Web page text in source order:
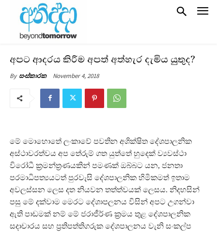
අපට ආදරය කිරීම අපත් අත්හැර දැමිය යුතුද?
By සංස්කාරක November 4, 2018
මේ මොහොතේ ලංකාවේ පවතින අශික්ෂිත දේශපාලනික
අස්ථාවරත්වය අප තේරුම් ගත යුත්තේ හුදෙක් ව්‍යවස්ථා
විරෝධී ක‍්‍රමන්ත‍්‍රණයකින් පමණක් ඔබ්බට යන, ජනතා
පරමාධිපත්‍යයටත් පුරවැසි දේශපාලනික හිමිකමත් ඉතාම
අවලස්සන ලෙස දත නියවන තත්ත්වයක් ලෙසය. නිදහසින්
පසු මේ දක්වාම මෙරට දේශාපලනය විසින් අපට උගන්වා
ඇති පාඩමක් නම් මේ ජරාජීර්ණ ක‍්‍රමය තුළ දේශපාලනික
සදාචාරය සහ ප‍්‍රතිපත්තිගරුක දේශපාලනය වැනි සංකල්ප